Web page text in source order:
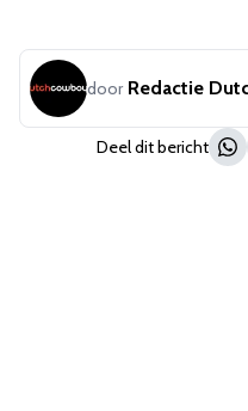
door Redactie
Deel dit bericht